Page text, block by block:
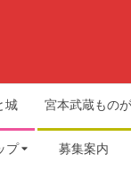
城 宮本武蔵もの
プ 募集案内